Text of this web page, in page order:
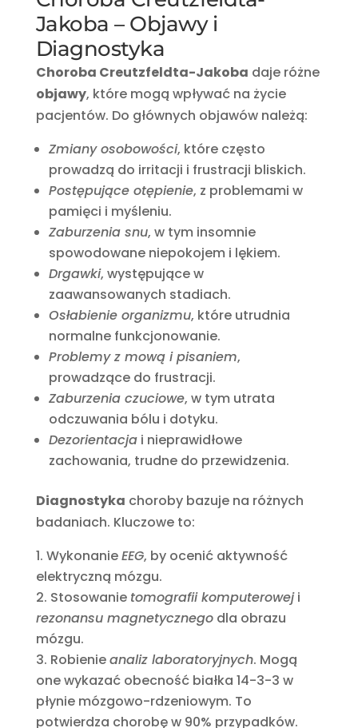
Jakoba – Objawy i
Diagnostyka
Choroba Creutzfeldta-Jakoba daje różne
objawy, które mogą wpływać na życie
pacjentów. Do głównych objawów należą:
Zmiany osobowości, które często
prowadzą do irritacji i frustracji bliskich.
Postępujące otępienie, z problemami w
pamięci i myśleniu.
Zaburzenia snu, w tym insomnie
spowodowane niepokojem i lękiem.
Drgawki, występujące w
zaawansowanych stadiach.
Osłabienie organizmu, które utrudnia
normalne funkcjonowanie.
Problemy z mową i pisaniem,
prowadzące do frustracji.
Zaburzenia czuciowe, w tym utrata
odczuwania bólu i dotyku.
Dezorientacjai nieprawidłowe
zachowania, trudne do przewidzenia.
Diagnostyka choroby bazuje na różnych
badaniach. Kluczowe to:
WykonanieEEG, by ocenić aktywność
elektryczną mózgu.
Stosowanie tomografii komputeroweji
rezonansu magnetycznegodla obrazu
mózgu.
Robienieanaliz laboratoryjnych. Mogą
one wykazać obecność białka 14-3-3 w
płynie mózgowo-rdzeniowym. To
potwierdza chorobę w 90% przypadków.